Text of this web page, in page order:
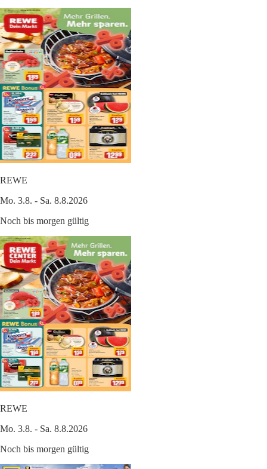
REWE
Mo. 3.8. - Sa. 8.8.2026
Noch bis morgen gültig
REWE
Mo. 3.8. - Sa. 8.8.2026
Noch bis morgen gültig